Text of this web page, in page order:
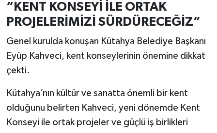
“KENT KONSEYİ İLE ORTAK
PROJELERİMİZİ SÜRDÜRECEĞİZ”
Genel kurulda konuşan Kütahya Belediye Başkanı
Eyüp Kahveci, kent konseylerinin önemine dikkat
çekti.
Kütahya’nın kültür ve sanatta önemli bir kent
olduğunu belirten Kahveci, yeni dönemde Kent
Konseyi ile ortak projeler ve güçlü iş birlikleri
Türkiye
Yaşam
Yemek Tarifleri